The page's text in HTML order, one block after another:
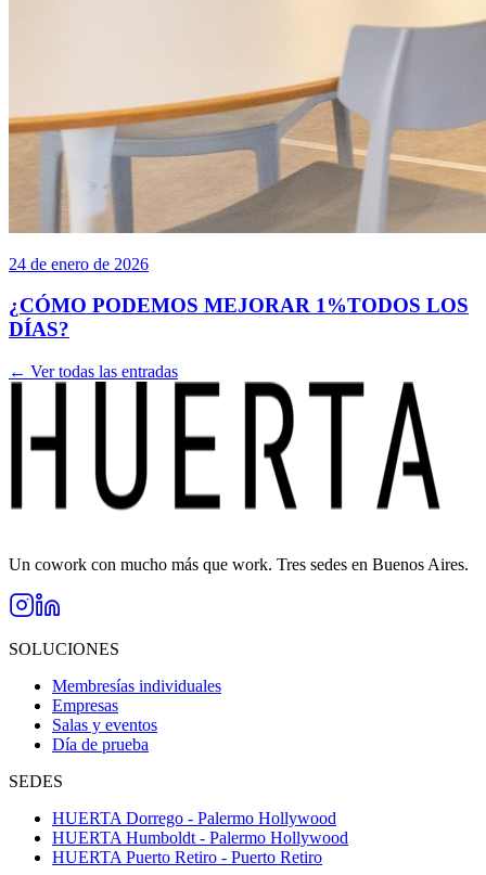
24 de enero de 2026
¿CÓMO PODEMOS MEJORAR 1%TODOS LOS
DÍAS?
← Ver todas las entradas
Un cowork con mucho más que work. Tres sedes en Buenos Aires.
SOLUCIONES
Membresías individuales
Empresas
Salas y eventos
Día de prueba
SEDES
HUERTA Dorrego - Palermo Hollywood
HUERTA Humboldt - Palermo Hollywood
HUERTA Puerto Retiro - Puerto Retiro